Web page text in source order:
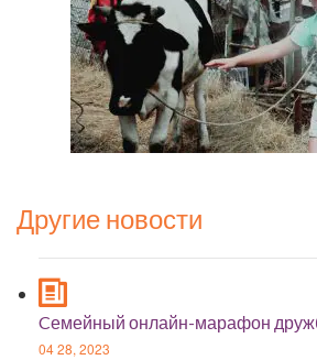
Другие новости
Cемейный онлайн-марафон
04 28, 2023